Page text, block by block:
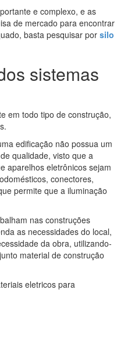
e complexo, e as
de mercado para encontrar
basta pesquisar por silo
sistemas
em todo tipo de construção,
edificação não possua um
qualidade, visto que a
aparelhos eletrônicos sejam
conectores,
permite que a iluminação
nas construções
as necessidades do local,
da obra, utilizando-
material de construção
eletricos para